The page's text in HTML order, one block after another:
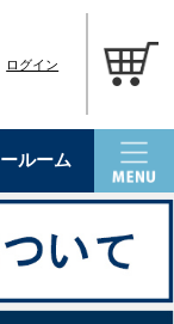
ログイン
ルーム